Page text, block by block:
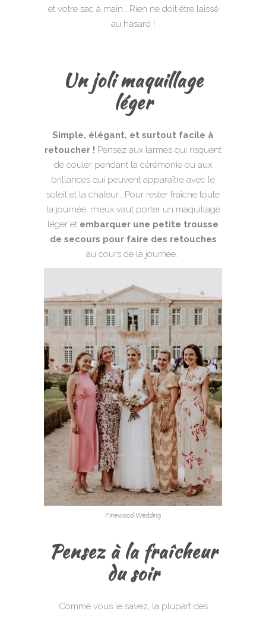
et votre sac à main… Rien ne doit être laissé
au hasard !
Un joli maquillage
léger
Simple, élégant, et surtout facile à
retoucher ! Pensez aux larmes qui risquent
de couler pendant la cérémonie ou aux
brillances qui peuvent apparaître avec le
soleil et la chaleur… Pour rester fraîche toute
la journée, mieux vaut porter un maquillage
léger et embarquer une petite trousse
de secours pour faire des retouches
au cours de la journée.
Pinewood Wedding
Pensez à la fraîcheur
du soir
Comme vous le savez, la plupart des